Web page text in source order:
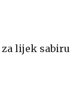
za lijek